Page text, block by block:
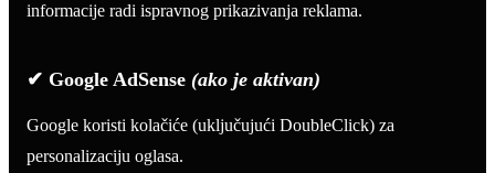
informacije radi ispravnog prikazivanja reklama.
✔ Google AdSense (ako je aktivan)
Google koristi kolačiće (uključujući DoubleClick) za
personalizaciju oglasa.